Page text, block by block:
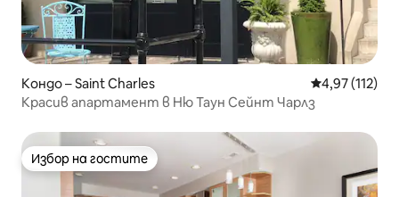
Кондо – Saint Charles Средна
4,97 (112)
Красив апартамент в Ню Таун Сейнт Чарлз
Избор на гостите
Избор на гостите